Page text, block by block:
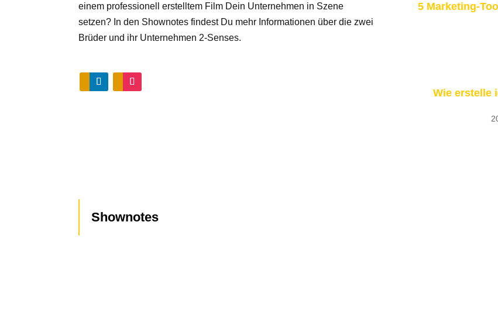
einem professionell erstelltem Film Dein Unternehmen in Szene
setzen? In den Shownotes findest Du mehr Informationen über die zwei
Brüder und ihr Unternehmen 2-Senses.
5 Marketing-
Wie erstelle
Shownotes